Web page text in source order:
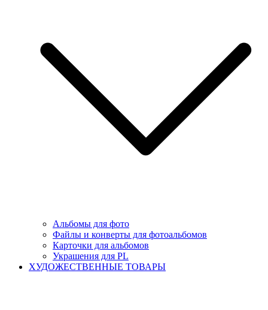
Альбомы для фото
Файлы и конверты для фотоальбомов
Карточки для альбомов
Украшения для PL
ХУДОЖЕСТВЕННЫЕ ТОВАРЫ